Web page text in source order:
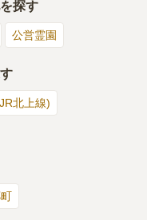
探す
公営霊園
北上線)